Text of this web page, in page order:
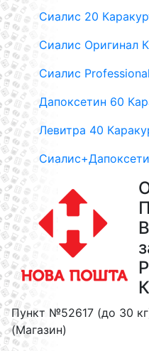
Сиалис 20
Сиалис Оригинал
Сиалис
Дапоксетин 60
Левитра 40
Пункт №52617 (до 30
(Магазин)